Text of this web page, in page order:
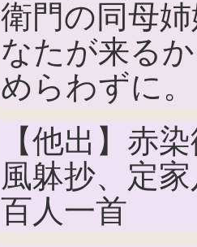
衛門の同母
なたが来る
めらわずに。
【他出】赤
風躰抄、定
百人一首